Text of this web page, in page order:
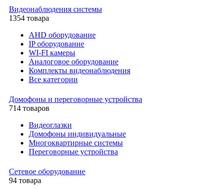
Видеонаблюдения cистемы
1354 товара
AHD оборудование
IP оборудование
WI-FI камеры
Аналоговое оборудование
Комплекты видеонаблюдения
Все категории
Домофоны и переговорные устройства
714 товаров
Видеоглазки
Домофоны индивидуальные
Многоквартирные системы
Переговорные устройства
Сетевое оборудование
94 товара